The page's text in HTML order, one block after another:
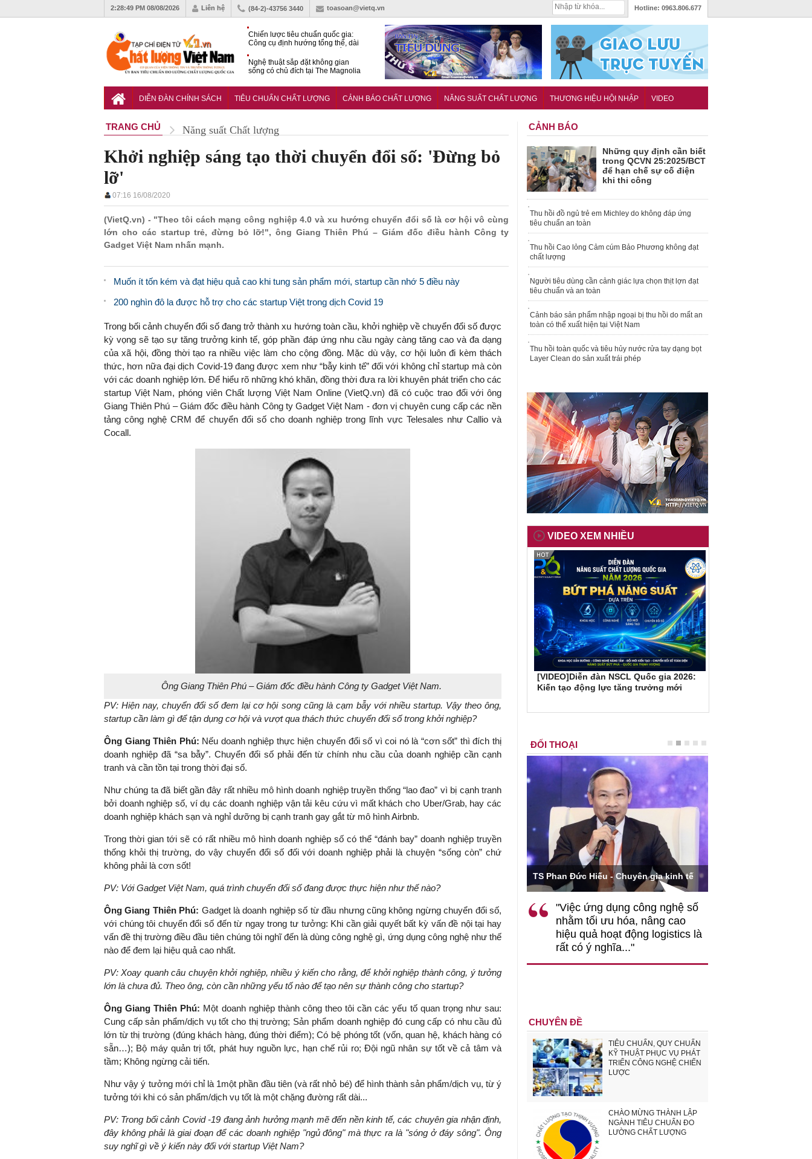
2:28:50 PM 08/08/2026 Liên hệ (84-2)-43756 3440 toasoan@vietq.vn Hotline: 0963.806.677
Chiến lược tiêu chuẩn quốc gia:
Công cụ định hướng tổng thể, dài
Nghệ thuật sắp đặt không gian
sống có chủ đích tại The Magnolia
gia đối với xe cũ nhập khẩu?
DIỄN ĐÀN CHÍNH SÁCH TIÊU CHUẨN CHẤT LƯỢNG CẢNH BÁO CHẤT LƯỢNG NĂNG SUẤT CHẤT LƯỢNG THƯƠNG HIỆU HỘI NHẬP VIDEO
TRANG CHỦ Năng suất Chất lượng
Khởi nghiệp sáng tạo thời chuyển đổi số: 'Đừng bỏ
lỡ'
07:16 16/08/2020
(VietQ.vn) - "Theo tôi cách mạng công nghiệp 4.0 và xu hướng chuyển đổi số là cơ hội vô cùng
lớn cho các startup trẻ, đừng bỏ lỡ!", ông Giang Thiên Phú – Giám đốc điều hành Công ty
Gadget Việt Nam nhấn mạnh.
Muốn ít tốn kém và đạt hiệu quả cao khi tung sản phẩm mới, startup cần nhớ 5 điều này
200 nghìn đô la được hỗ trợ cho các startup Việt trong dịch Covid 19
Trong bối cảnh chuyển đổi số đang trở thành xu hướng toàn cầu, khởi nghiệp về chuyển đổi số được
kỳ vọng sẽ tạo sự tăng trưởng kinh tế, góp phần đáp ứng nhu cầu ngày càng tăng cao và đa dạng
của xã hội, đồng thời tạo ra nhiều việc làm cho cộng đồng. Mặc dù vậy, cơ hội luôn đi kèm thách
thức, hơn nữa đại dịch Covid-19 đang được xem như “bẫy kinh tế” đối với không chỉ startup mà còn
với các doanh nghiệp lớn. Để hiểu rõ những khó khăn, đồng thời đưa ra lời khuyên phát triển cho các
startup Việt Nam, phóng viên Chất lượng Việt Nam Online (VietQ.vn) đã có cuộc trao đổi với ông
Giang Thiên Phú – Giám đốc điều hành Công ty Gadget Việt Nam - đơn vịchuyên cung cấp các nền
tảng công nghệ CRM để chuyển đổi số cho doanh nghiệp trong lĩnh vực Telesales như Callio và
Cocall.
Ông Giang Thiên Phú – Giám đốc điều hành Công ty Gadget Việt Nam.
PV:Hiện nay, chuyển đổi số đem lại cơ hội song cũng là cạm bẫy với nhiều startup. Vậy theo ông,
startup cần làm gì để tận dụng cơ hội và vượt qua thách thức chuyển đổi số trong khởi nghiệp?
Ông Giang Thiên Phú: Nếu doanh nghiệp thực hiện chuyển đổi số vì coi nó là “cơn sốt” thì đích thị
doanh nghiệp đã “sa bẫy”. Chuyển đổi số phải đến từ chính nhu cầu của doanh nghiệp cần cạnh
tranh và cần tồn tại trong thời đại số.
Như chúng ta đã biết gần đây rất nhiều mô hình doanh nghiệp truyền thống “lao đao” vì bị cạnh tranh
bởi doanh nghiệp số, ví dụ các doanh nghiệp vận tải kêu cứu vì mất khách cho Uber/Grab, hay các
doanh nghiệp khách sạn và nghỉ dưỡng bị cạnh tranh gay gắt từ mô hình Airbnb.
Trong thời gian tới sẽ có rất nhiều mô hình doanh nghiệp số có thể “đánh bay” doanh nghiệp truyền
thống khỏi thị trường, do vậy chuyển đổi số đối với doanh nghiệp phải là chuyện “sống còn” chứ
không phải là cơn sốt!
PV: Với Gadget Việt Nam, quá trình chuyển đổi số đang được thực hiện như thế nào?
Ông Giang Thiên Phú: Gadget là doanh nghiệp số từ đầu nhưng cũng không ngừng chuyển đổi số,
với chúng tôi chuyển đổi số đến từ ngay trong tư tưởng: Khi cần giải quyết bất kỳ vấn đề nội tại hay
vấn đề thị trường điều đầu tiên chúng tôi nghĩ đến là dùng công nghệ gì, ứng dụng công nghệ như thế
nào để đem lại hiệu quả cao nhất.
PV:Xoay quanh câu chuyện khởi nghiệp, nhiều ý kiến cho rằng, để khởi nghiệp thành công, ý tưởng
lớn là chưa đủ. Theo ông, còn cần những yếu tố nào để tạo nên sự thành công cho startup?
Ông Giang Thiên Phú: Một doanh nghiệp thành công theo tôi cần các yếu tố quan trọng như sau:
Cung cấp sản phẩm/dịch vụ tốt cho thị trường; Sản phẩm doanh nghiệp đó cung cấp có nhu cầu đủ
lớn từ thị trường (đúng khách hàng, đúng thời điểm); Có bệ phóng tốt (vốn, quan hệ, khách hàng có
sẵn…); Bộ máy quản trị tốt, phát huy nguồn lực, hạn chế rủi ro; Đội ngũ nhân sự tốt về cả tâm và
tầm; Không ngừng cải tiến.
Như vậy ý tưởng mới chỉ là 1một phần đầu tiên (và rất nhỏ bé) để hình thành sản phẩm/dịch vụ, từ ý
tưởng tới khi có sản phẩm/dịch vụ tốt là một chặng đường rất dài...
PV: Trong bối cảnh Covid -19 đang ảnh hưởng mạnh mẽ đến nền kinh tế, các chuyên gia nhận định,
đây không phải là giai đoạn để các doanh nghiệp "ngủ đông" mà thực ra là "sóng ở đáy sông". Ông
suy nghĩ gì về ý kiến này đối với startup Việt Nam?
CẢNH BÁO
Những quy định cần biết
trong QCVN 25:2025/BCT
để hạn chế sự cố điện
khi thi công
Thu hồi đồ ngủ trẻ em Michley do không đáp ứng
tiêu chuẩn an toàn
Thu hồi Cao lỏng Cảm cúm Bảo Phương không đạt
chất lượng
Người tiêu dùng cần cảnh giác lựa chọn thịt lợn đạt
tiêu chuẩn và an toàn
Cảnh báo sản phẩm nhập ngoại bị thu hồi do mất an
toàn có thể xuất hiện tại Việt Nam
Thu hồi toàn quốc và tiêu hủy nước rửa tay dạng bọt
Layer Clean do sản xuất trái phép
VIDEO XEM NHIỀU
[VIDEO]Diễn đàn NSCL Quốc gia 2026:
Kiến tạo động lực tăng trưởng mới
ĐỐI THOẠI
TS. Nguyễn Đức Độ - Phó Viện trưởng
"Có rất nhiều việc phải làm
ngay từ bây giờ và trên thực tế
đang được tiến hành như tăng
đầu tư cho khoa học công
khuyến khích đổi mới sáng tạo,
khởi nghiệp..."
Việc sử dụng hiệu quả chính
sách tài khóa không chỉ mang ý
nghĩa hỗ trợ ngắn hạn mà còn
TS Phan Đức Hiếu - Chuyên gia kinh tế
"Việc ứng dụng công nghệ số
nhằm tối ưu hóa, nâng cao
hiệu quả hoạt động logistics là
rất có ý nghĩa..."
CHUYÊN ĐỀ
TIÊU CHUẨN, QUY CHUẨN
KỸ THUẬT PHỤC VỤ PHÁT
TRIỂN CÔNG NGHỆ CHIẾN
LƯỢC
CHÀO MỪNG THÀNH LẬP
NGÀNH TIÊU CHUẨN ĐO
LƯỜNG CHẤT LƯỢNG